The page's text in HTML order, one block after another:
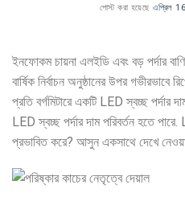
পোস্ট করা হয়েছেএপ্রিল
ইনফোকম চায়না এলইডি এবং বড় পর্দার
বার্ষিক নির্বাচন অনুষ্ঠানের উপর গভীরভাবে
প্রতি বর্গমিটারে একটি LED স্বচ্ছ পর্দার
LED স্বচ্ছ পর্দার দাম পরিবর্তন হতে
প্রভাবিত করে? আসুন একসাথে দেখে